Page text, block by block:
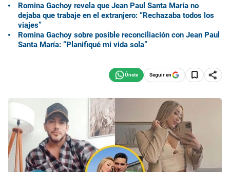
Romina Gachoy revela que Jean Paul Santa María no
dejaba que trabaje en el extranjero: “Rechazaba todos los
viajes”
Romina Gachoy sobre posible reconciliación con Jean Paul
Santa María: “Planifiqué mi vida sola”
Seguir en